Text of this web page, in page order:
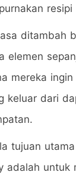
resipi
ditambah
elemen
mereka
keluar dari
tujuan
adalah untuk